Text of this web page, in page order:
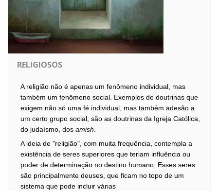
RELIGIOSOS
A religião não é apenas um fenômeno individual, mas
também um fenômeno social. Exemplos de doutrinas que
exigem não só uma fé individual, mas também adesão a
um certo grupo social, são as doutrinas da Igreja Católica,
do judaísmo, dos amish.
A ideia de "religião", com muita frequência, contempla a
existência de seres superiores que teriam influência ou
poder de determinação no destino humano. Esses seres
são principalmente deuses, que ficam no topo de um
sistema que pode incluir várias